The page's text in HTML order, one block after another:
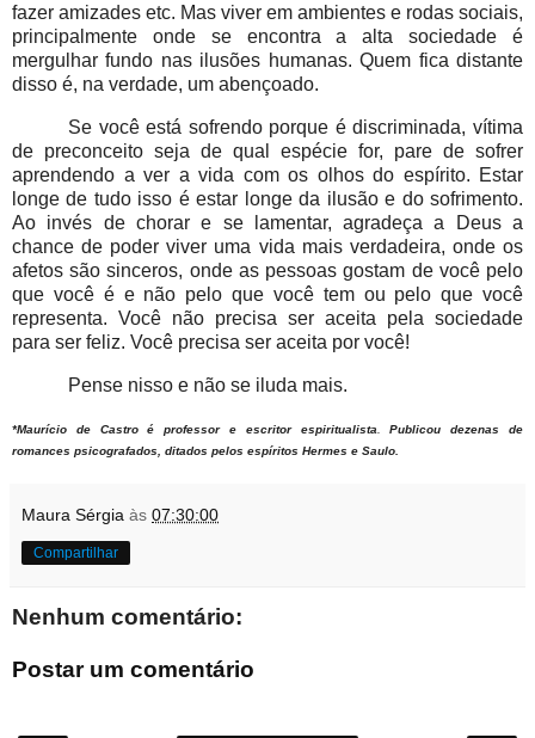
fazer amizades etc. Mas viver em ambientes e rodas sociais,
principalmente onde se encontra a alta sociedade é
mergulhar fundo nas ilusões humanas. Quem fica distante
disso é, na verdade, um abençoado.
Se você está sofrendo porque é discriminada, vítima
de preconceito seja de qual espécie for, pare de sofrer
aprendendo a ver a vida com os olhos do espírito. Estar
longe de tudo isso é estar longe da ilusão e do sofrimento.
Ao invés de chorar e se lamentar, agradeça a Deus a
chance de poder viver uma vida mais verdadeira, onde os
afetos são sinceros, onde as pessoas gostam de você pelo
que você é e não pelo que você tem ou pelo que você
representa. Você não precisa ser aceita pela sociedade
para ser feliz. Você precisa ser aceita por você!
Pense nisso e não se iluda mais.
*Maurício de Castro é professor e escritor espiritualista.Publicou dezenas de
romances psicografados, ditados pelos espíritos Hermes e Saulo.
Maura Sérgia às 07:30:00
Compartilhar
Nenhum comentário:
Postar um comentário